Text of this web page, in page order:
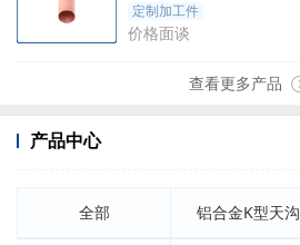
定制加工件
价格面谈
查看更多产品
产品中心
全部 铝合金K型天沟